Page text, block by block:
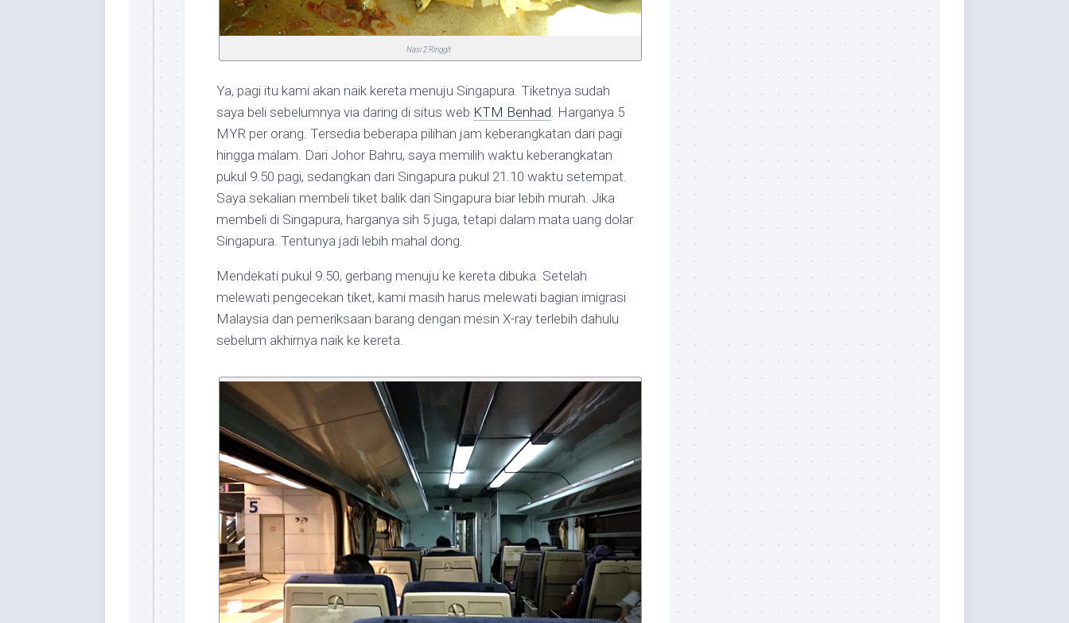
Nasi 2 Ringgit
Ya, pagi itu kami akan naik kereta menuju Singapura. Tiketnya sudah
saya beli sebelumnya via daring di situs web KTM Benhad. Harganya 5
MYR per orang. Tersedia beberapa pilihan jam keberangkatan dari pagi
hingga malam. Dari Johor Bahru, saya memilih waktu keberangkatan
pukul 9.50 pagi, sedangkan dari Singapura pukul 21.10 waktu setempat.
Saya sekalian membeli tiket balik dari Singapura biar lebih murah. Jika
membeli di Singapura, harganya sih 5 juga, tetapi dalam mata uang dolar
Singapura. Tentunya jadi lebih mahal dong.
Mendekati pukul 9.50, gerbang menuju ke kereta dibuka. Setelah
melewati pengecekan tiket, kami masih harus melewati bagian imigrasi
Malaysia dan pemeriksaan barang dengan mesin X-ray terlebih dahulu
sebelum akhirnya naik ke kereta.